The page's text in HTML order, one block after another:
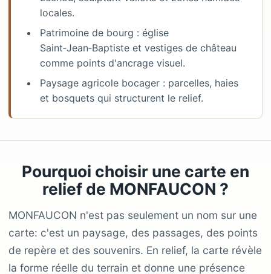
locales.
Patrimoine de bourg : église
Saint‑Jean‑Baptiste et vestiges de château
comme points d'ancrage visuel.
Paysage agricole bocager : parcelles, haies
et bosquets qui structurent le relief.
Pourquoi choisir une carte en
relief de MONFAUCON ?
MONFAUCON n'est pas seulement un nom sur une
carte: c'est un paysage, des passages, des points
de repère et des souvenirs. En relief, la carte révèle
la forme réelle du terrain et donne une présence